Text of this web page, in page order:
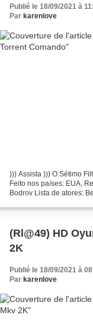
Publié le 18/09/2021 à
Par karenlove
))) Assista ))) O Sétimo
Feito nos países: EUA,
Bodrov Lista de atores:
(Rl@49) HD
2K
Publié le 18/09/2021 à
Par karenlove